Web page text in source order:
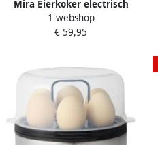
Mira Eierkoker electrisch
Eierkoker met timer Zwart
Grijs 22cm x 16cm x 19cm
1 webshop
€ 59,95